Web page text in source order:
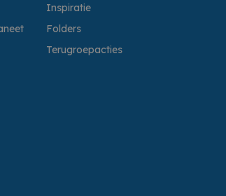
Inspiratie
Folders
Terugroepacties